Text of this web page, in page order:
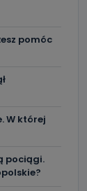
pomóc
W której
pociągi.